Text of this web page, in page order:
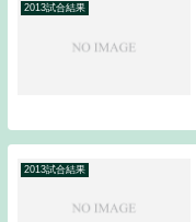
2013試合結果
2013試合結果